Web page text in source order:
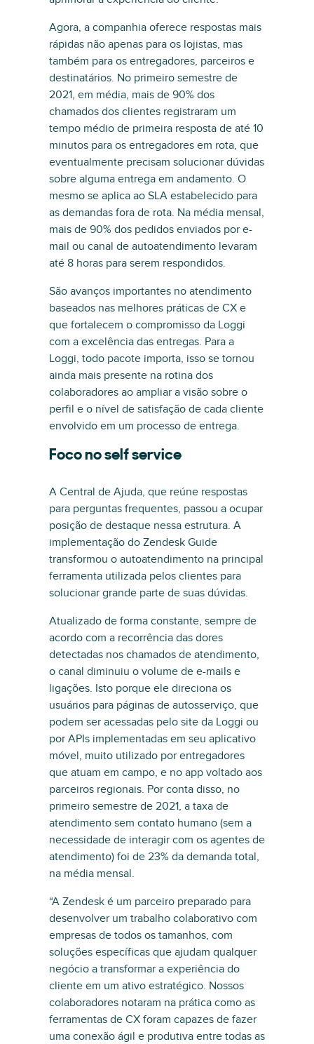
Agora, a companhia oferece respostas mais
rápidas não apenas para os lojistas, mas
também para os entregadores, parceiros e
destinatários. No primeiro semestre de
2021, em média, mais de 90% dos
chamados dos clientes registraram um
tempo médio de primeira resposta de até 10
minutos para os entregadores em rota, que
eventualmente precisam solucionar dúvidas
sobre alguma entrega em andamento. O
mesmo se aplica ao SLA estabelecido para
as demandas fora de rota. Na média mensal,
mais de 90% dos pedidos enviados por e-
mail ou canal de autoatendimento levaram
até 8 horas para serem respondidos.
São avanços importantes no atendimento
baseados nas melhores práticas de CX e
que fortalecem o compromisso da Loggi
com a excelência das entregas. Para a
Loggi, todo pacote importa, isso se tornou
ainda mais presente na rotina dos
colaboradores ao ampliar a visão sobre o
perfil e o nível de satisfação de cada cliente
envolvido em um processo de entrega.
Foco no self service
A Central de Ajuda, que reúne respostas
para perguntas frequentes, passou a ocupar
posição de destaque nessa estrutura. A
implementação do Zendesk Guide
transformou o autoatendimento na principal
ferramenta utilizada pelos clientes para
solucionar grande parte de suas dúvidas.
Atualizado de forma constante, sempre de
acordo com a recorrência das dores
detectadas nos chamados de atendimento,
o canal diminuiu o volume de e-mails e
ligações. Isto porque ele direciona os
usuários para páginas de autosserviço, que
podem ser acessadas pelo site da Loggi ou
por APIs implementadas em seu aplicativo
móvel, muito utilizado por entregadores
que atuam em campo, e no app voltado aos
parceiros regionais. Por conta disso, no
primeiro semestre de 2021, a taxa de
atendimento sem contato humano (sem a
necessidade de interagir com os agentes de
atendimento) foi de 23% da demanda total,
na média mensal.
“A Zendesk é um parceiro preparado para
desenvolver um trabalho colaborativo com
empresas de todos os tamanhos, com
soluções específicas que ajudam qualquer
negócio a transformar a experiência do
cliente em um ativo estratégico. Nossos
colaboradores notaram na prática como as
ferramentas de CX foram capazes de fazer
uma conexão ágil e produtiva entre todas as